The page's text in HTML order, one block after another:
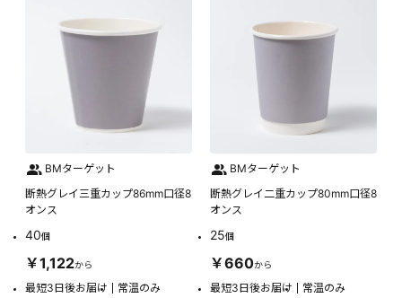
BMターゲット
断熱グレイ三重カップ86mm口径8
オンス
40個
￥1,122から
最短3日後お届け 常温のみ
BMターゲット
断熱グレイ二重カップ80mm口径8
オンス
25個
￥660から
最短3日後お届け 常温のみ